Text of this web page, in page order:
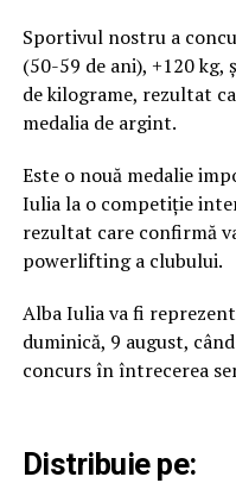
Sportivul nostru a
(50-59 de ani), +120 kg,
de kilograme, rezultat
medalia de argint.
Este o nouă medalie
Iulia la o competiție
rezultat care confirmă
powerlifting a clubului.
Alba Iulia va fi
duminică, 9 august,
concurs în întrecerea
Distribuie pe: